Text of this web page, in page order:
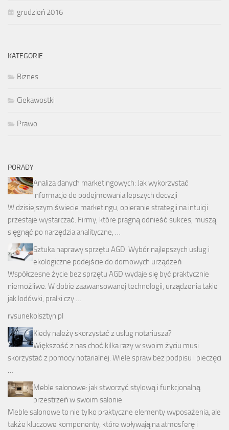
grudzień 2016
KATEGORIE
Biznes
Ciekawostki
Prawo
PORADY
Analiza danych marketingowych: Jak wykorzystać
informacje do podejmowania lepszych decyzji
W dzisiejszym świecie marketingu, opieranie strategii na intuicji
przestaje wystarczać. Firmy, które pragną odnieść sukces, muszą
sięgnąć po narzędzia analityczne, …
Sztuka naprawy sprzętu AGD: Wybór najlepszych usług i
ekologiczne podejście do domowych urządzeń
Współczesne życie bez sprzętu AGD wydaje się być praktycznie
niemożliwe. W dobie zaawansowanej technologii, urządzenia takie
jak lodówki, pralki czy …
rysunekolsztyn.pl
Kiedy należy skorzystać z usług notariusza?
Większość z nas choć kilka razy w swoim życiu musi
skorzystać z pomocy notarialnej. Wiele spraw bez podpisu i pieczęci
…
Meble salonowe: jak stworzyć stylową i funkcjonalną
przestrzeń w swoim salonie
Meble salonowe to nie tylko praktyczne elementy wyposażenia, ale
także kluczowe komponenty, które wpływają na atmosferę i